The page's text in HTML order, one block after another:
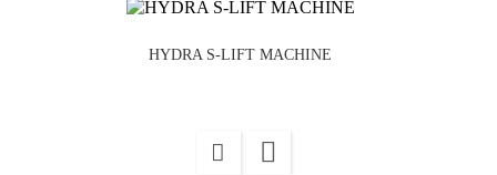
HYDRA S-LIFT MACHINE
